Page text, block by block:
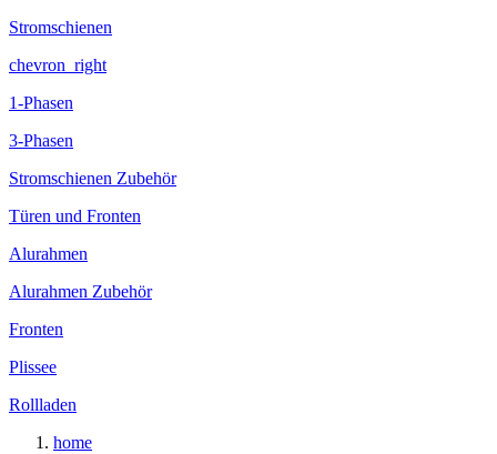
Stromschienen
chevron_right
1-Phasen
3-Phasen
Stromschienen Zubehör
Türen und Fronten
Alurahmen
Alurahmen Zubehör
Fronten
Plissee
Rollladen
home